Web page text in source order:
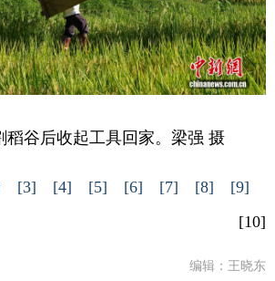
谷后收起工具回家。梁强 摄
[3] [4] [5] [6] [7] [8]
[9]
[10]
编辑：王晓东